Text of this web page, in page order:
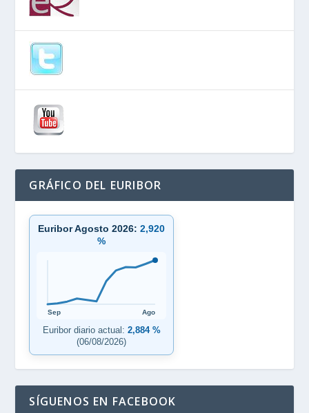
GRÁFICO DEL EURIBOR
Euribor Agosto 2026:2,920
%
Sep Ago
Euribor diario actual: 2,884 %
(06/08/2026)
SÍGUENOS EN FACEBOOK